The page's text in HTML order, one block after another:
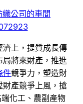
上，提質成長傳
將來財產，推進
件競爭力，塑造財
財產競爭上風，搶
化工、農副產物